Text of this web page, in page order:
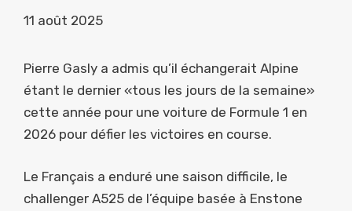
11 août 2025
Pierre Gasly a admis qu’il échangerait Alpine
étant le dernier «tous les jours de la semaine»
cette année pour une voiture de Formule 1 en
2026 pour défier les victoires en course.
Le Français a enduré une saison difficile, le
challenger A525 de l’équipe basée à Enstone